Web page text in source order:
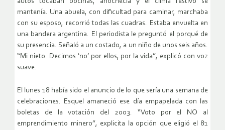
mantenía. Una abuela, con dificultad para caminar, marchaba
con su esposo, recorrió todas las cuadras. Estaba envuelta en
una bandera argentina. El periodista le preguntó el porqué de
su presencia. Señaló a un costado, a un niño de unos seis años.
“Mi nieto. Decimos ‘no’ por ellos, por la vida”, explicó con voz
suave.
El lunes 18 había sido el anuncio de lo que sería una semana de
celebraciones. Esquel amaneció ese día empapelada con las
boletas de la votación del 2003. “Voto por el NO al
emprendimiento minero”, explicita la opción que eligió el 81